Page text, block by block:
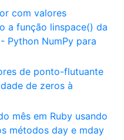
com valores
a função linspace() da
Python NumPy para
de ponto-flutuante
de zeros à
mês em Ruby usando
métodos day e mday